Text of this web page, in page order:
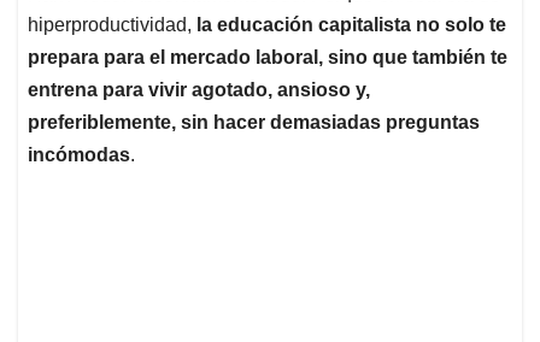
hiperproductividad, la educación capitalista no solo te
prepara para el mercado laboral, sino que también te
entrena para vivir agotado, ansioso y,
preferiblemente, sin hacer demasiadas preguntas
incómodas.